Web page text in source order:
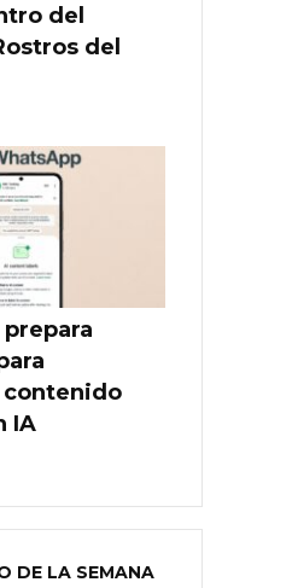
del
del
IA
DE LA SEMANA